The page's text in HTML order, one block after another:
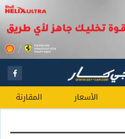
الأسعار المقارنة